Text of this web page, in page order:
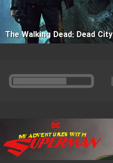
The Walking Dead: Dead City